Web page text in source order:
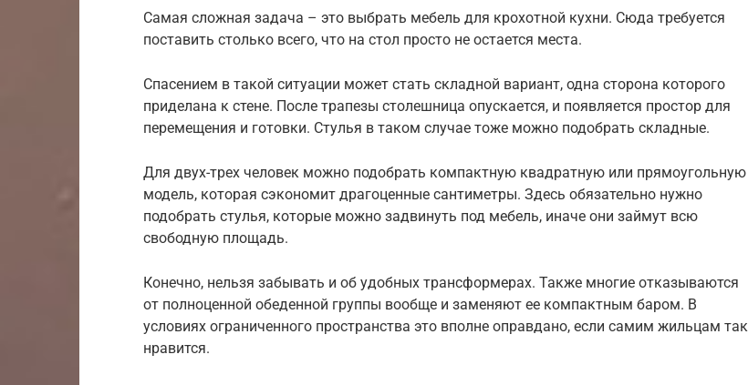
Самая сложная задача – это выбрать мебель для крохотной кухни. Сюда требуется
поставить столько всего, что на стол просто не остается места.
Спасением в такой ситуации может стать складной вариант, одна сторона которого
приделана к стене. После трапезы столешница опускается, и появляется простор для
перемещения и готовки. Стулья в таком случае тоже можно подобрать складные.
Для двух-трех человек можно подобрать компактную квадратную или прямоугольную
модель, которая сэкономит драгоценные сантиметры. Здесь обязательно нужно
подобрать стулья, которые можно задвинуть под мебель, иначе они займут всю
свободную площадь.
Конечно, нельзя забывать и об удобных трансформерах. Также многие отказываются
от полноценной обеденной группы вообще и заменяют ее компактным баром. В
условиях ограниченного пространства это вполне оправдано, если самим жильцам так
нравится.